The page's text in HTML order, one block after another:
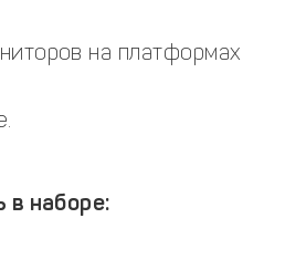
на платформах
в наборе: